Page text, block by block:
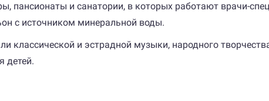
пансионаты и санатории, в которых работают врачи-
с источником минеральной воды.
классической и эстрадной музыки, народного
детей.